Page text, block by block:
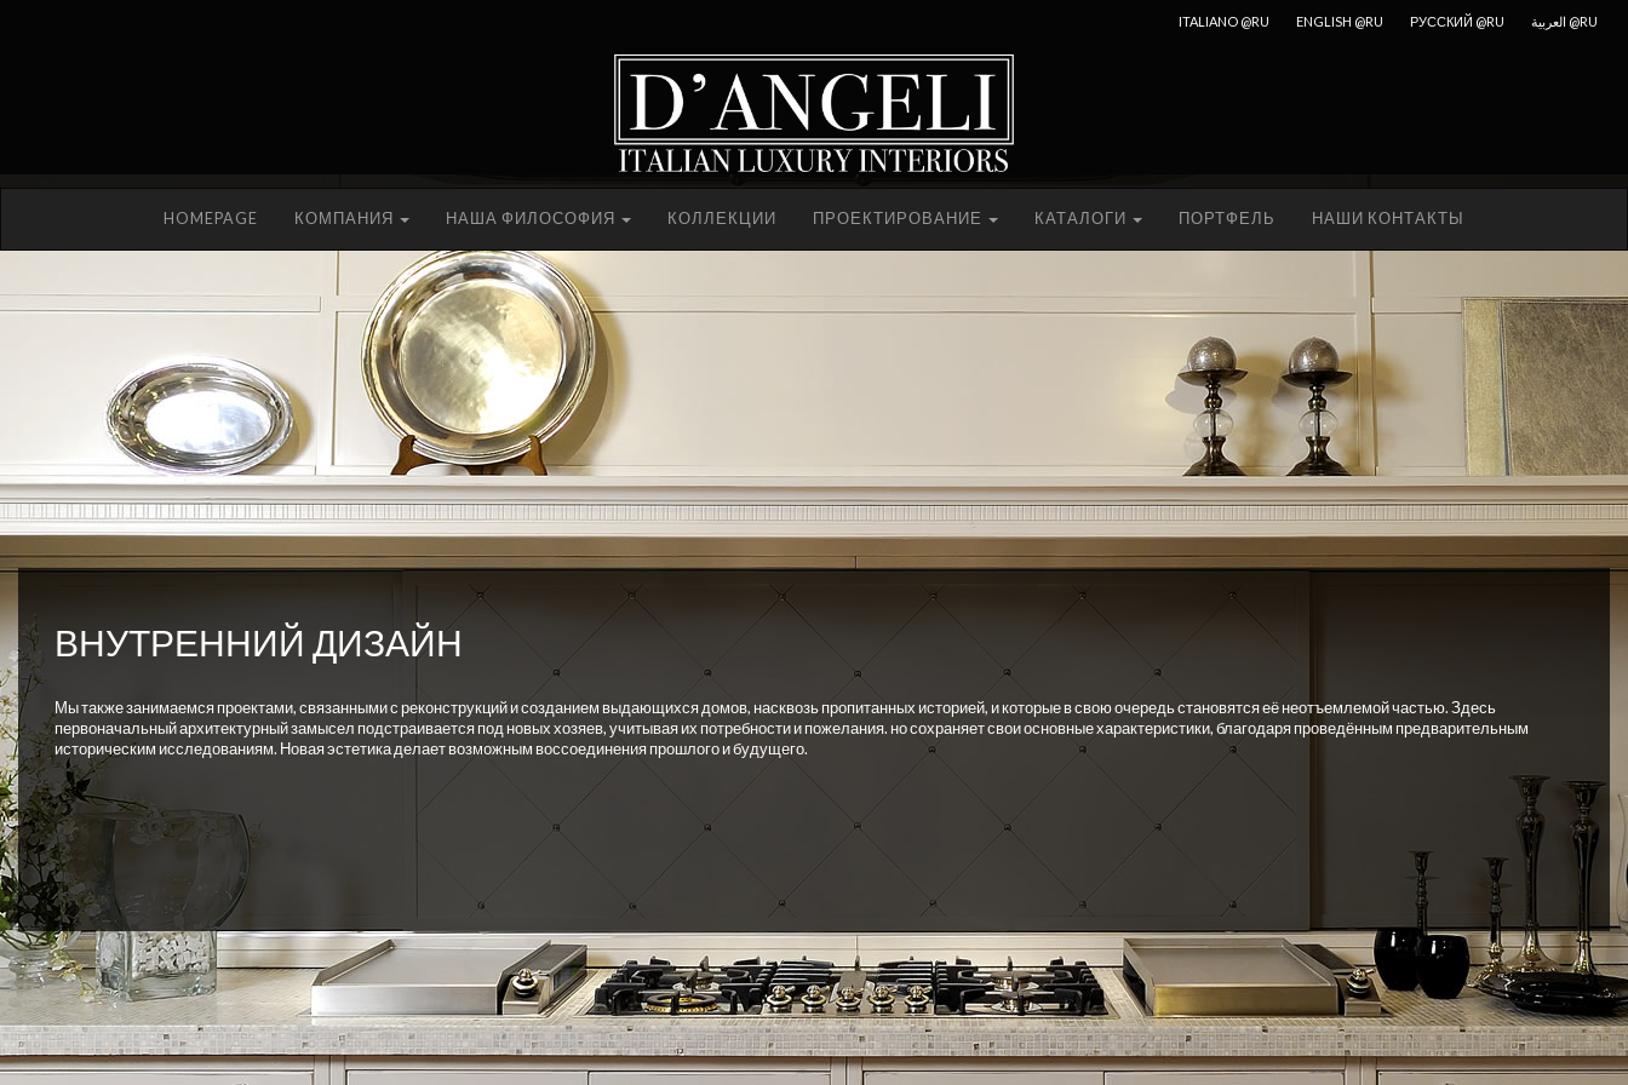
ITALIANO @RU ENGLISH @RU РУССКИЙ @RU العربية @RU
HOMEPAGE КОМПАНИЯ НАША ФИЛОСОФИЯ КОЛЛЕКЦИИ ПРОЕКТИРОВАНИЕ КАТАЛОГИ ПОРТФЕЛЬ НАШИ КОНТАКТЫ
ВНУТРЕННИЙ ДИЗАЙН
Мы также занимаемся проектами, связанными с реконструкций и созданием выдающихся домов, насквозь пропитанных историей, и которые в свою очередь становятся её неотъемлемой частью. Здесь
первоначальный архитектурный замысел подстраивается под новых хозяев, учитывая их потребности и пожелания. но сохраняет свои основные характеристики, благодаря проведённым предварительным
историческим исследованиям. Новая эстетика делает возможным воссоединения прошлого и будущего.